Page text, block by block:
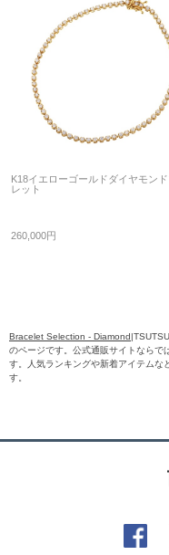
K18イエローゴールドダイヤモンド
レット
260,000円
Bracelet Selection - Diamond
のページです。公式通販サイトならで
す。人気ランキングや新着アイテムな
す。